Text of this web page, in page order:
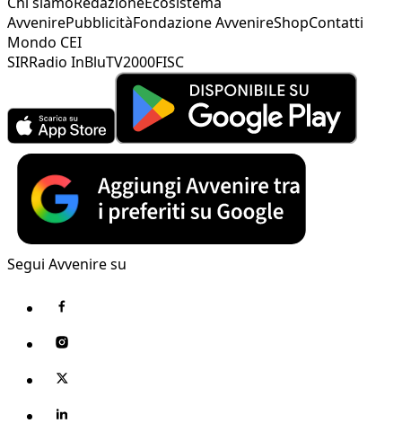
AvvenirePubblicitàFondazione AvvenireShopContatti
Mondo CEI
SIRRadio InBluTV2000FISC
Segui Avvenire su